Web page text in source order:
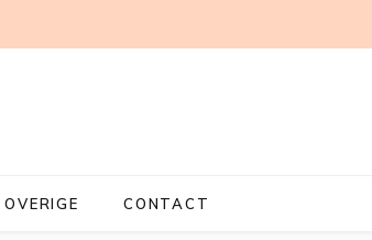
OVERIGE CONTACT